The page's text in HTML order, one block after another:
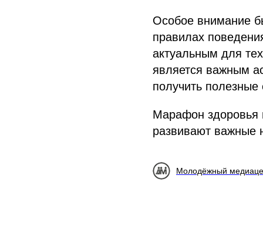
Особое внимание
правилах
актуальным для
является важным
получить
Марафон здоровья
развивают важные
Молодёжный